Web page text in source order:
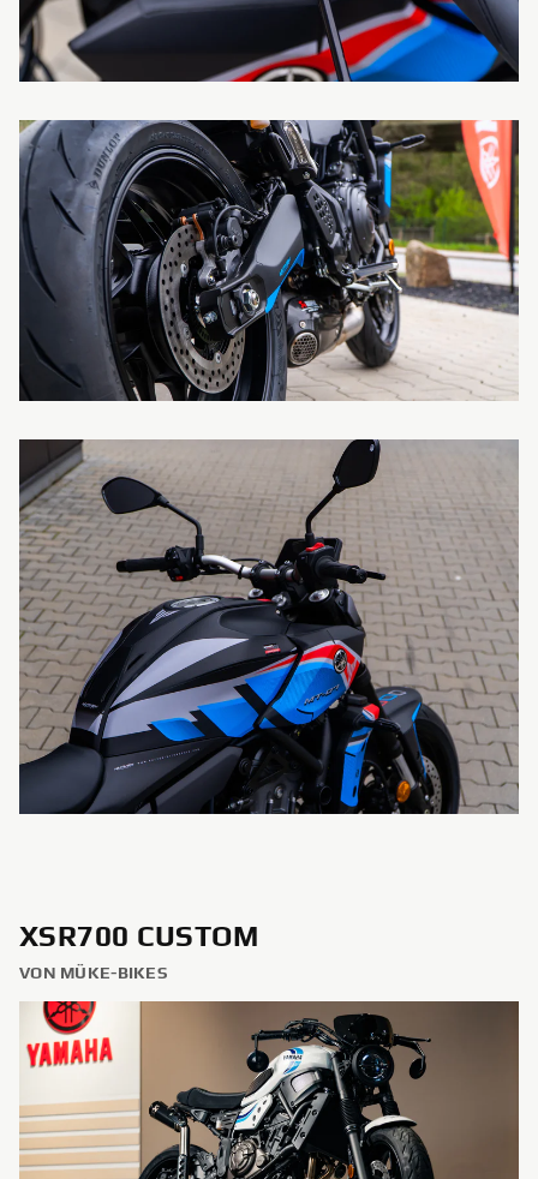
XSR700 CUSTOM
VON MÜKE-BIKES